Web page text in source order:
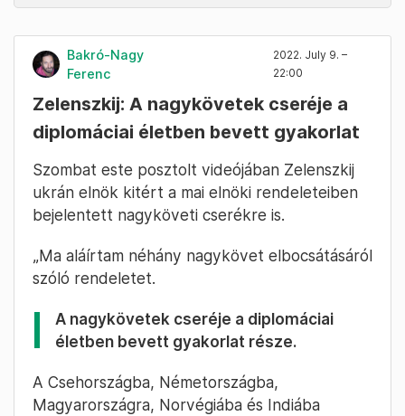
Bakró-Nagy
Ferenc
2022. July 9. –
22:00
Zelenszkij: A nagykövetek cseréje a
diplomáciai életben bevett gyakorlat
Szombat este posztolt videójában Zelenszkij
ukrán elnök kitért a mai elnöki rendeleteiben
bejelentett nagyköveti cserékre is.
„Ma aláírtam néhány nagykövet elbocsátásáról
szóló rendeletet.
A nagykövetek cseréje a diplomáciai
életben bevett gyakorlat része.
A Csehországba, Németországba,
Magyarországra, Norvégiába és Indiába